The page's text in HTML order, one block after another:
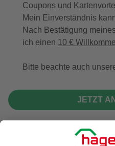
Coupons und
Mein Einverständnis
Nach Bestätigung
ich einen 10 €
Bitte beachte auch
JETZT